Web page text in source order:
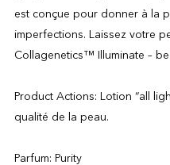
est conçue pour donner à la
imperfections. Laissez votre
Collagenetics™ Illuminate –
Product Actions: Lotion “all
qualité de la peau.
Parfum: Purity